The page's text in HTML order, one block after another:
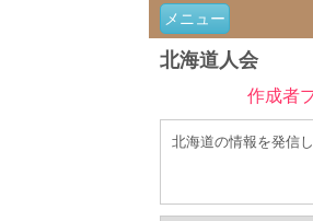
メニュー
北海道人会
作成者
北海道の情報を発信し